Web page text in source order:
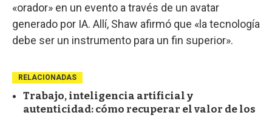
«orador» en un evento a través de un avatar
generado por IA. Allí, Shaw afirmó que «la tecnología
debe ser un instrumento para un fin superior».
RELACIONADAS
Trabajo, inteligencia artificial y
autenticidad: cómo recuperar el valor de los